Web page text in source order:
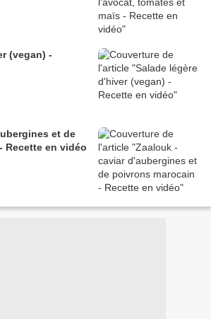
(vegan) -
et de
Recette en vidéo